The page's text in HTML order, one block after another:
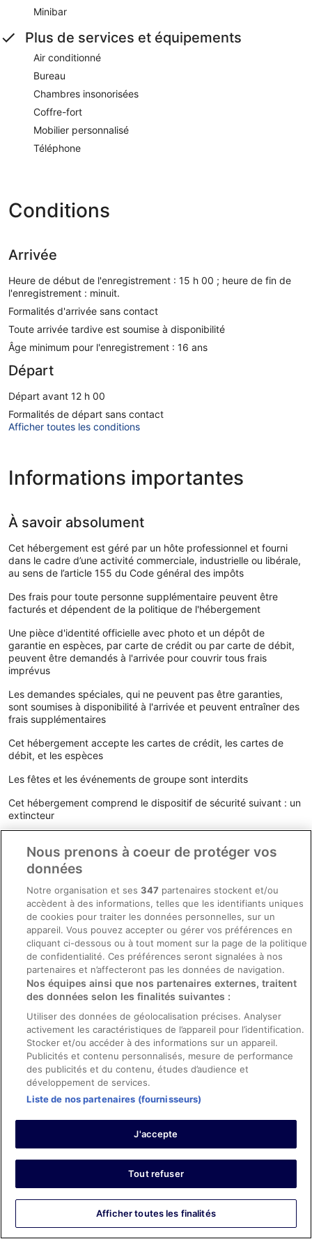
Minibar
Plus de services et équipements
Air conditionné
Bureau
Chambres insonorisées
Coffre-fort
Mobilier personnalisé
Téléphone
Conditions
Arrivée
Heure de début de l'enregistrement : 15 h 00 ; heure de fin de
l'enregistrement : minuit.
Formalités d'arrivée sans contact
Toute arrivée tardive est soumise à disponibilité
Âge minimum pour l'enregistrement : 16 ans
Départ
Départ avant 12 h 00
Formalités de départ sans contact
Afficher toutes les conditions
Informations importantes
À savoir absolument
Cet hébergement est géré par un hôte professionnel et fourni
dans le cadre d’une activité commerciale, industrielle ou libérale,
au sens de l’article 155 du Code général des impôts
Des frais pour toute personne supplémentaire peuvent être
facturés et dépendent de la politique de l'hébergement
Une pièce d'identité officielle avec photo et un dépôt de
garantie en espèces, par carte de crédit ou par carte de débit,
peuvent être demandés à l'arrivée pour couvrir tous frais
imprévus
Les demandes spéciales, qui ne peuvent pas être garanties,
sont soumises à disponibilité à l'arrivée et peuvent entraîner des
frais supplémentaires
Cet hébergement accepte les cartes de crédit, les cartes de
débit, et les espèces
Les fêtes et les événements de groupe sont interdits
Cet hébergement comprend le dispositif de sécurité suivant : un
extincteur
balcons, des patios ou des terrasses potentiellement non
adaptés aux enfants. Si vous avez des questions, nous vous
recommandons de contacter l'hébergement avant votre arrivée
afin de savoir s'il peut vous accueillir dans une chambre
adéquate.
Le personnel de la réception vous accueillera sur place.
Informations sur le droit de rétractation
Afficher toutes les informations importantes
Avis sur l’hébergement Club
Maspalomas Suites & Spa -
Adults Only
Avis
9,2Merveilleux
473 avis
Avis
Note
voyageurs
de 10
d’après 281 avis
sur 473.
10 – Excellent 281
(Bien),
d’après 162 avis
sur 473.
Note
voyageurs
de 6
6 – Satisfaisant 26
Note
des
de 4
voyageurs
Nous prenons à coeur de protéger vos
données
Notre organisation et ses347 partenaires stockent et/ou
accèdent à des informations, telles que les identifiants uniques
de cookies pour traiter les données personnelles, sur un
appareil. Vous pouvez accepter ou gérer vos préférences en
cliquant ci-dessous ou à tout moment sur la page de la politique
de confidentialité. Ces préférences seront signalées à nos
partenaires et n’affecteront pas les données de navigation.
Nos équipes ainsi que nos partenaires externes, traitent
des données selon les finalités suivantes :
Utiliser des données de géolocalisation précises. Analyser
activement les caractéristiques de l’appareil pour l’identification.
Stocker et/ou accéder à des informations sur un appareil.
Publicités et contenu personnalisés, mesure de performance
des publicités et du contenu, études d’audience et
développement de services.
Liste de nos partenaires (fournisseurs)
J'accepte
Tout refuser
Afficher toutes les finalités